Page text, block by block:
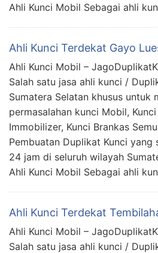
Ahli Kunci Mobil Sebagai ahli
Ahli Kunci Terdekat Gayo
Ahli Kunci Mobil –
Salah satu jasa ahli kunci /
Sumatera Selatan khusus untuk
permasalahan kunci Mobil,
Immobilizer, Kunci Brankas
Pembuatan Duplikat Kunci
24 jam di seluruh wilayah
Ahli Kunci Mobil Sebagai ahli
Ahli Kunci Terdekat
Ahli Kunci Mobil –
Salah satu jasa ahli kunci /